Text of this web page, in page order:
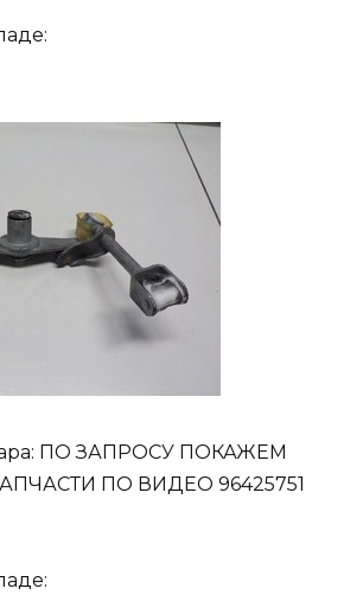
ПО ЗАПРОСУ ПОКАЖЕМ
ПО ВИДЕО 96425751